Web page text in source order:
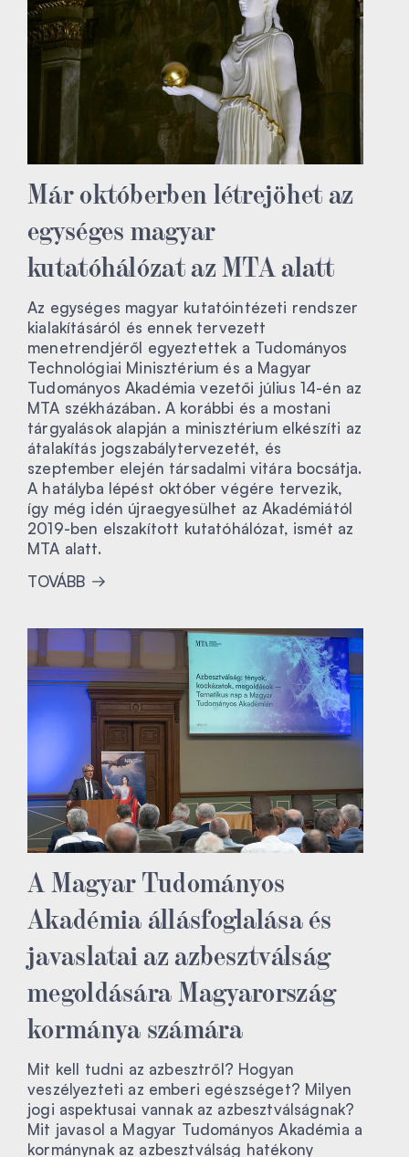
Már októberben létrejöhet az
egységes magyar
kutatóhálózat az MTA alatt
Az egységes magyar kutatóintézeti rendszer
kialakításáról és ennek tervezett
menetrendjéről egyeztettek a Tudományos
Technológiai Minisztérium és a Magyar
Tudományos Akadémia vezetői július 14-én az
MTA székházában. A korábbi és a mostani
tárgyalások alapján a minisztérium elkészíti az
átalakítás jogszabálytervezetét, és
szeptember elején társadalmi vitára bocsátja.
A hatályba lépést október végére tervezik,
így még idén újraegyesülhet az Akadémiától
2019-ben elszakított kutatóhálózat, ismét az
MTA alatt.
TOVÁBB
A Magyar Tudományos
Akadémia állásfoglalása és
javaslatai az azbesztválság
megoldására Magyarország
kormánya számára
Mit kell tudni az azbesztről? Hogyan
veszélyezteti az emberi egészséget? Milyen
jogi aspektusai vannak az azbesztválságnak?
Mit javasol a Magyar Tudományos Akadémia a
kormánynak az azbesztválság hatékony